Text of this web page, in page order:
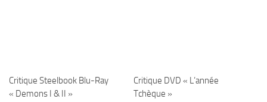
Critique Steelbook Blu-Ray
« Demons I & II »
Critique DVD « L’année
Tchèque »